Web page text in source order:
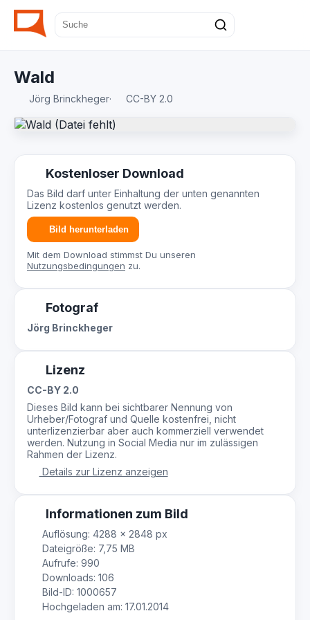
Wald
Jörg Brinckheger· CC-BY 2.0
Kostenloser Download
Das Bild darf unter Einhaltung der unten genannten
Lizenz kostenlos genutzt werden.
Bild herunterladen
Mit dem Download stimmst Du unseren
Nutzungsbedingungen zu.
Fotograf
Jörg Brinckheger
Lizenz
CC-BY 2.0
Dieses Bild kann bei sichtbarer Nennung von
Urheber/Fotograf und Quelle kostenfrei, nicht
unterlizenzierbar aber auch kommerziell verwendet
werden. Nutzung in Social Media nur im zulässigen
Rahmen der Lizenz.
Details zur Lizenz anzeigen
Informationen zum Bild
Auflösung: 4288 × 2848 px
Dateigröße: 7,75 MB
Aufrufe: 990
Downloads: 106
Bild-ID: 1000657
Hochgeladen am: 17.01.2014